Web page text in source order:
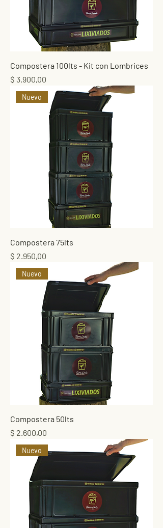
Compostera 100lts - Kit con Lombrices
Precio
$ 3.900,00
Nuevo
Compostera 75lts
Precio
$ 2.950,00
Nuevo
Compostera 50lts
Precio
$ 2.600,00
Nuevo